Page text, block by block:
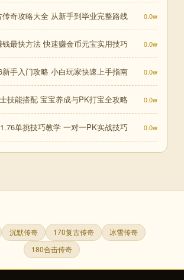
传奇攻略大全 从新手到毕业完整路线 0.0w
钱最快方法 快速赚金币元宝实用技巧 0.0w
新手入门攻略 小白玩家快速上手指南 0.0w
技能搭配 宝宝养成与PK打宝全攻略 0.0w
1.76单挑技巧教学 一对一PK实战技巧 0.0w
沉默传奇 170复古传奇
冰雪传奇
180合击传奇